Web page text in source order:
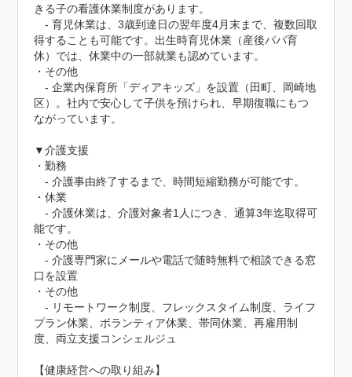
きる子の看護休業制度があります。
- 育児休業は、3歳到達日の翌年度4月末まで、複数回取
得することも可能です。出生時育児休業（産後パパ育
休）では、休業中の一部就業も認めています。
・その他
- 企業内保育所「ディアキッズ」を設置（田町、岡崎地
区）。社内で安心して子供を預けられ、早期復職にもつ
ながっています。
▼介護支援
・勤務
- 介護事由終了するまで、時間短縮勤務が可能です。
・休業
- 介護休業は、介護対象者1人につき、通算3年迄取得可
能です。
・その他
- 介護専門家にメールや電話で随時無料で相談できる窓
口を設置
・その他
- リモートワーク制度、フレックスタイム制度、ライフ
プラン休業、ボランティア休業、帯同休業、再雇用制
度、両立支援コンシェルジュ
【健康経営への取り組み】